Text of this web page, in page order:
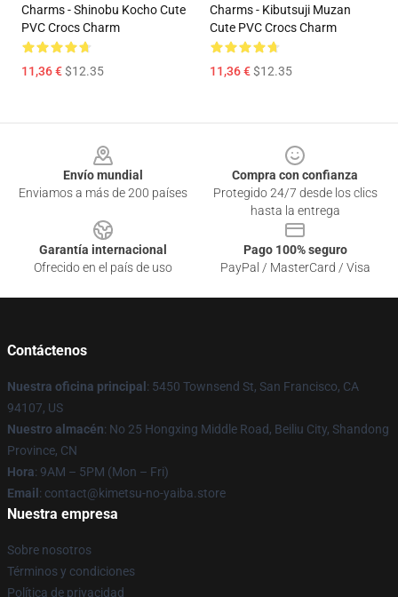
Charms - Shinobu Kocho Cute
PVC Crocs Charm
11,36 €$12.35
Charms - Kibutsuji Muzan
Cute PVC Crocs Charm
11,36 €$12.35
Envío mundial
Enviamos a más de 200 países
Compra con confianza
Protegido 24/7 desde los clics
hasta la entrega
Garantía internacional
Ofrecido en el país de uso
Pago 100% seguro
PayPal / MasterCard / Visa
Contáctenos
Nuestra oficina principal : 5450 Townsend St, San Francisco, CA
94107, US
Nuestro almacén: No 25 Hongxing Middle Road, Beiliu City, Shandong
Province, CN
Hora: 9AM – 5PM (Mon – Fri)
Email : contact@kimetsu-no-yaiba.store
Nuestra empresa
Sobre nosotros
Términos y condiciones
Política de privacidad